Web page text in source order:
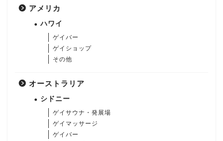
アメリカ
ハワイ
ゲイバー
ゲイショップ
その他
オーストラリア
シドニー
ゲイサウナ・発展場
ゲイマッサージ
ゲイバー